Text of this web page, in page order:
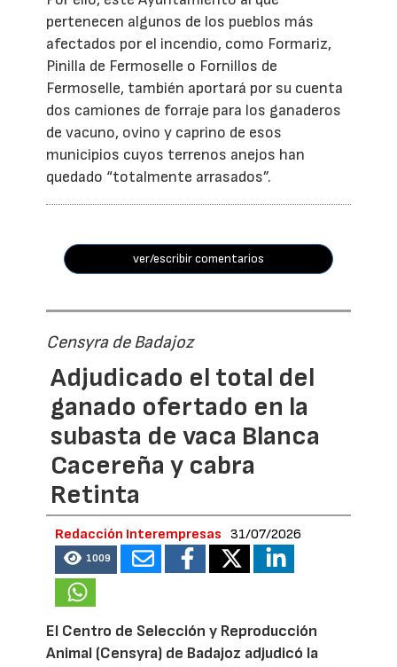
pertenecen algunos de los pueblos más
afectados por el incendio, como Formariz,
Pinilla de Fermoselle o Fornillos de
Fermoselle, también aportará por su cuenta
dos camiones de forraje para los ganaderos
de vacuno, ovino y caprino de esos
municipios cuyos terrenos anejos han
quedado “totalmente arrasados”.
ver/escribir comentarios
Censyra de Badajoz
Adjudicado el total del
ganado ofertado en la
subasta de vaca Blanca
Cacereña y cabra
Retinta
Redacción Interempresas 31/07/2026
1009
El Centro de Selección y Reproducción
Animal (Censyra) de Badajoz adjudicó la